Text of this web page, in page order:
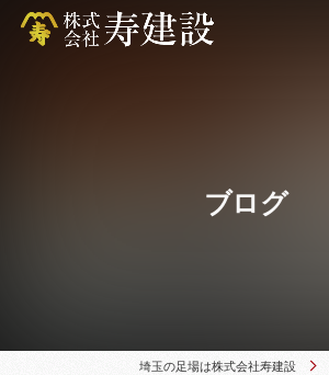
ブログ
埼玉の足場は株式会社寿建設